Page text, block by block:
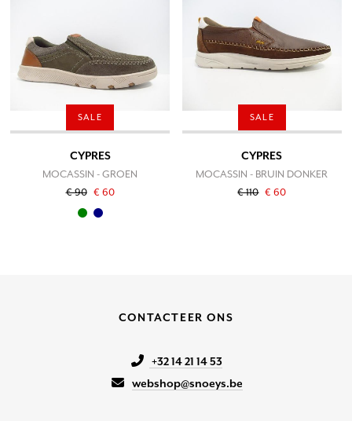
SALE
CYPRES
MOCASSIN - GROEN
€ 90 € 60
SALE
CYPRES
MOCASSIN - BRUIN DONKER
€ 110 € 60
CONTACTEER ONS
+32 14 21 14 53
webshop@snoeys.be